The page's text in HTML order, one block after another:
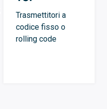
Trasmettitori a
codice fisso o
rolling code